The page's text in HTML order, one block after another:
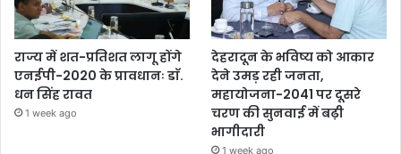
राज्य में शत-प्रतिशत लागू होंगे
एनईपी-2020 के प्रावधानः डाॅ.
धन सिंह रावत
1 week ago
देहरादून के भविष्य को आकार
देने उमड़ रही जनता,
महायोजना-2041 पर दूसरे
चरण की सुनवाई में बढ़ी
भागीदारी
1 week ago